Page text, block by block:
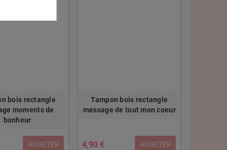
bois rectangle
moments de
bonheur
ACHETER
Tampon bois rectangle
message de tout mon coeur
4,90 € ACHETER